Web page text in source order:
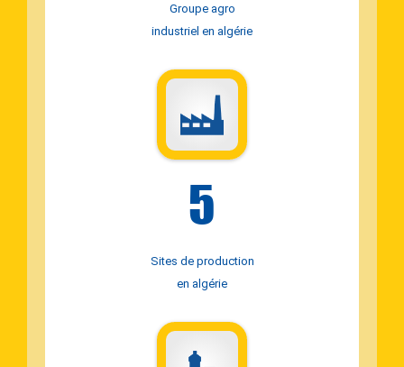
Groupe agro
industriel en algérie
5
Sites de production
en algérie